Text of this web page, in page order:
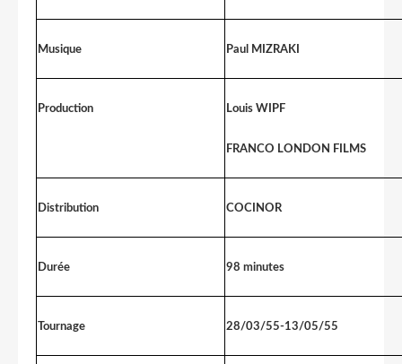
Musique Paul MIZRAKI
Production Louis WIPF
FRANCO LONDON FILMS
Distribution COCINOR
Durée 98 minutes
Tournage 28/03/55-13/05/55